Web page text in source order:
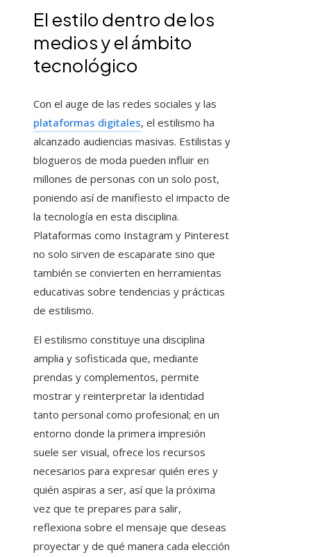
El estilo dentro de los
medios y el ámbito
tecnológico
Con el auge de las redes sociales y las
plataformas digitales, el estilismo ha
alcanzado audiencias masivas. Estilistas y
blogueros de moda pueden influir en
millones de personas con un solo post,
poniendo así de manifiesto el impacto de
la tecnología en esta disciplina.
Plataformas como Instagram y Pinterest
no solo sirven de escaparate sino que
también se convierten en herramientas
educativas sobre tendencias y prácticas
de estilismo.
El estilismo constituye una disciplina
amplia y sofisticada que, mediante
prendas y complementos, permite
mostrar y reinterpretar la identidad
tanto personal como profesional; en un
entorno donde la primera impresión
suele ser visual, ofrece los recursos
necesarios para expresar quién eres y
quién aspiras a ser, así que la próxima
vez que te prepares para salir,
reflexiona sobre el mensaje que deseas
proyectar y de qué manera cada elección